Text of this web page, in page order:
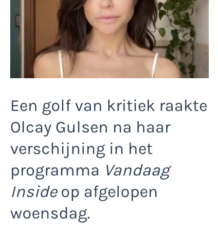
Een golf van kritiek raakte
Olcay Gulsen na haar
verschijning in het
programma Vandaag
Insideop afgelopen
woensdag.